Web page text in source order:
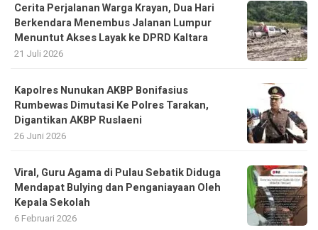
Cerita Perjalanan Warga Krayan, Dua Hari
Berkendara Menembus Jalanan Lumpur
Menuntut Akses Layak ke DPRD Kaltara
21 Juli 2026
Kapolres Nunukan AKBP Bonifasius
Rumbewas Dimutasi Ke Polres Tarakan,
Digantikan AKBP Ruslaeni
26 Juni 2026
Viral, Guru Agama di Pulau Sebatik Diduga
Mendapat Bulying dan Penganiayaan Oleh
Kepala Sekolah
6 Februari 2026